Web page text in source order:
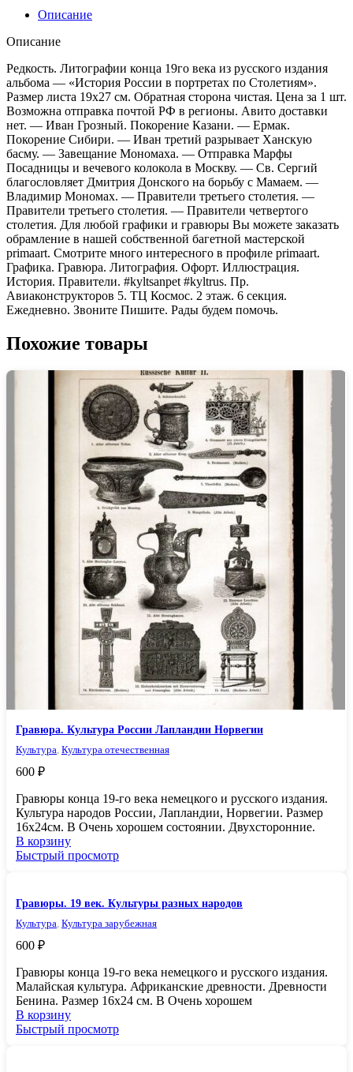
Описание
Описание
Редкость. Литографии конца 19го века из русского издания
альбома — «История России в портретах по Столетиям».
Размер листа 19х27 см. Обратная сторона чистая. Цена за 1 шт.
Возможна отправка почтой РФ в регионы. Авито доставки
нет. — Иван Грозный. Покорение Казани. — Ермак.
Покорение Сибири. — Иван третий разрывает Ханскую
басму. — Завещание Мономаха. — Отправка Марфы
Посадницы и вечевого колокола в Москву. — Св. Сергий
благословляет Дмитрия Донского на борьбу с Мамаем. —
Владимир Мономах. — Правители третьего столетия. —
Правители третьего столетия. — Правители четвертого
столетия. Для любой графики и гравюры Вы можете заказать
обрамление в нашей собственной багетной мастерской
primaart. Смотрите много интересного в профиле primaart.
Графика. Гравюра. Литография. Офорт. Иллюстрация.
История. Правители. #kyltsanpet #kyltrus. Пр.
Aвиаконструкторов 5. TЦ Космос. 2 этаж. 6 секция.
Ежeдневно. Звонитe Пишите. Рады будeм помочь.
Похожие товары
Гравюра. Культура России Лапландии Норвегии
Культура Культура отечественная
600 ₽
Гравюры конца 19-го века немецкого и русского издания.
Культура народов России, Лапландии, Норвегии. Размер
16х24см. В Очень хорошем состоянии. Двухсторонние.
В корзину
Быстрый просмотр
Гравюры. 19 век. Культуры разных народов
Культура Культура зарубежная
600 ₽
Гравюры конца 19-го века немецкого и русского издания.
Малайская культура. Африканские древности. Древности
Бенина. Размер 16х24 см. В Очень хорошем
В корзину
Быстрый просмотр